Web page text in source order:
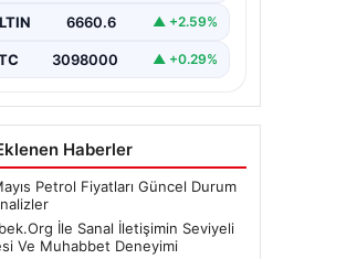
çeşitli…6660.6 ▲ +2.59%
3098000 ▲ +0.29%
Haberler
Petrol Fiyatları Güncel Durum
İle Sanal İletişimin Seviyeli
Ve Muhabbet Deneyimi